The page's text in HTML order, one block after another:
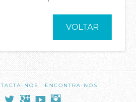
VOLTAR
NOS ENCONTRA-NOS